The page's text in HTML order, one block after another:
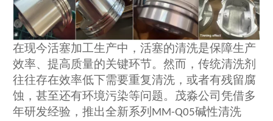
在现今活塞加工生产中， 活塞的清洗是保障生产
效率、 提高质量的关键环节。然而，传统清洗剂
往往存在效率低下需要重复清洗 ， 或者有残留腐
蚀，甚至还有环境污染等问题。 茂淼公司凭借多
年研发经验，推出全新系列 MM-Q05碱性清洗